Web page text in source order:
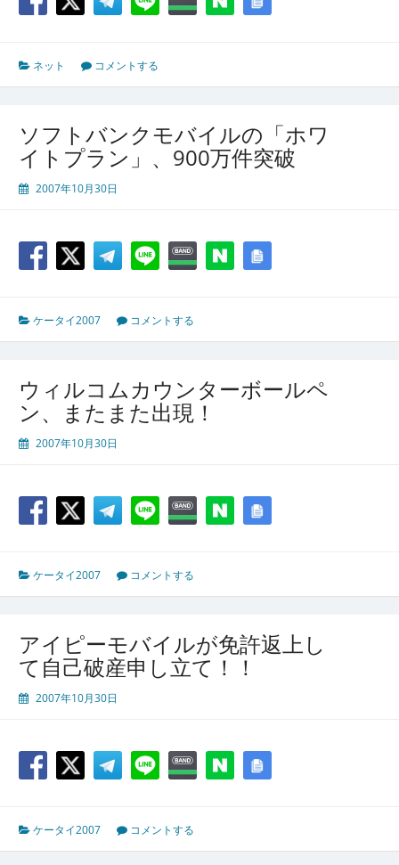
ネット コメントする
ソフトバンクモバイルの「ホワ
イトプラン」、900万件突破
2007年10月30日
ケータイ2007 コメントする
ウィルコムカウンターボールペ
ン、またまた出現！
2007年10月30日
ケータイ2007 コメントする
アイピーモバイルが免許返上し
て自己破産申し立て！！
2007年10月30日
ケータイ2007 コメントする